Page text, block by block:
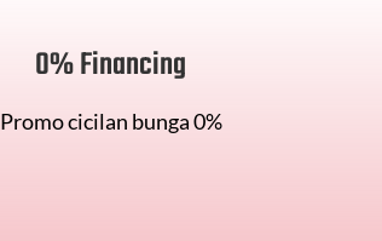
0% Financing
Promo cicilan bunga 0%